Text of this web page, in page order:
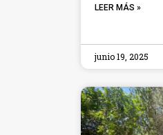
LEER MÁS »
junio 19, 2025